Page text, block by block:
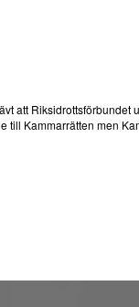
att Riksidrottsförbundet
till Kammarrätten men